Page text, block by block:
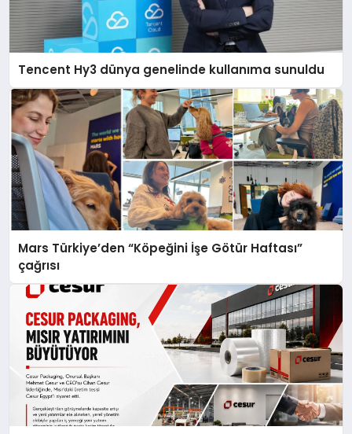
Tencent Hy3 dünya genelinde kullanıma sunuldu
Mars Türkiye’den “Köpeğini İşe Götür Haftası”
çağrısı